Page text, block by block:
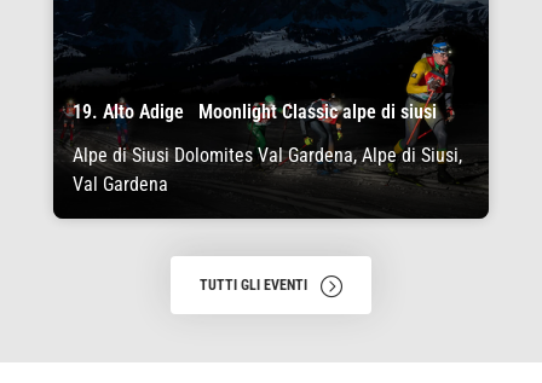
19. Alto Adige Moonlight Classic alpe di siusi
Alpe di Siusi Dolomites Val Gardena, Alpe di Siusi,
Val Gardena
TUTTI GLI EVENTI